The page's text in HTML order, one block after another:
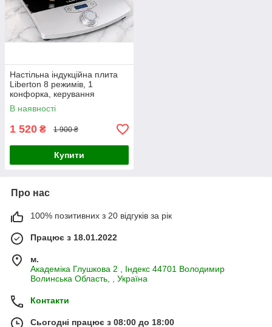
Настільна індукційна плита
Liberton 8 режимів, 1
конфорка, керування
електроне, склокераміка,
дисплей
В наявності
1 520 ₴ 1 900 ₴
Купити
Про нас
100% позитивних з 20 відгуків за рік
Працює з 18.01.2022
м.
Академiка Глушкова 2 , Iндекс 44701 Володимир
Волинська Область, , Україна
Контакти
Сьогодні працює з 08:00 до 18:00